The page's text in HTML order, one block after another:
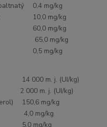
0,4 mg/kg
10,0 mg/kg
60,0 mg/kg
65,0 mg/kg
0,5 mg/kg
14 000 m. j. (UI/kg)
2 000 m. j. (UI/kg)
150,6 mg/kg
4,0 mg/kg
5,0 mg/kg